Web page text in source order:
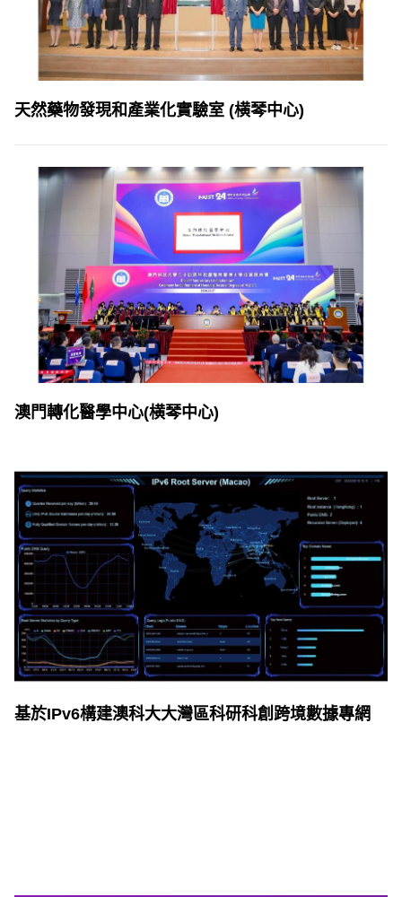
天然藥物發現和產業化實驗室 (横琴中心)
澳門轉化醫學中心(横琴中心)
基於IPv6構建澳科大大灣區科研科創跨境數據專網